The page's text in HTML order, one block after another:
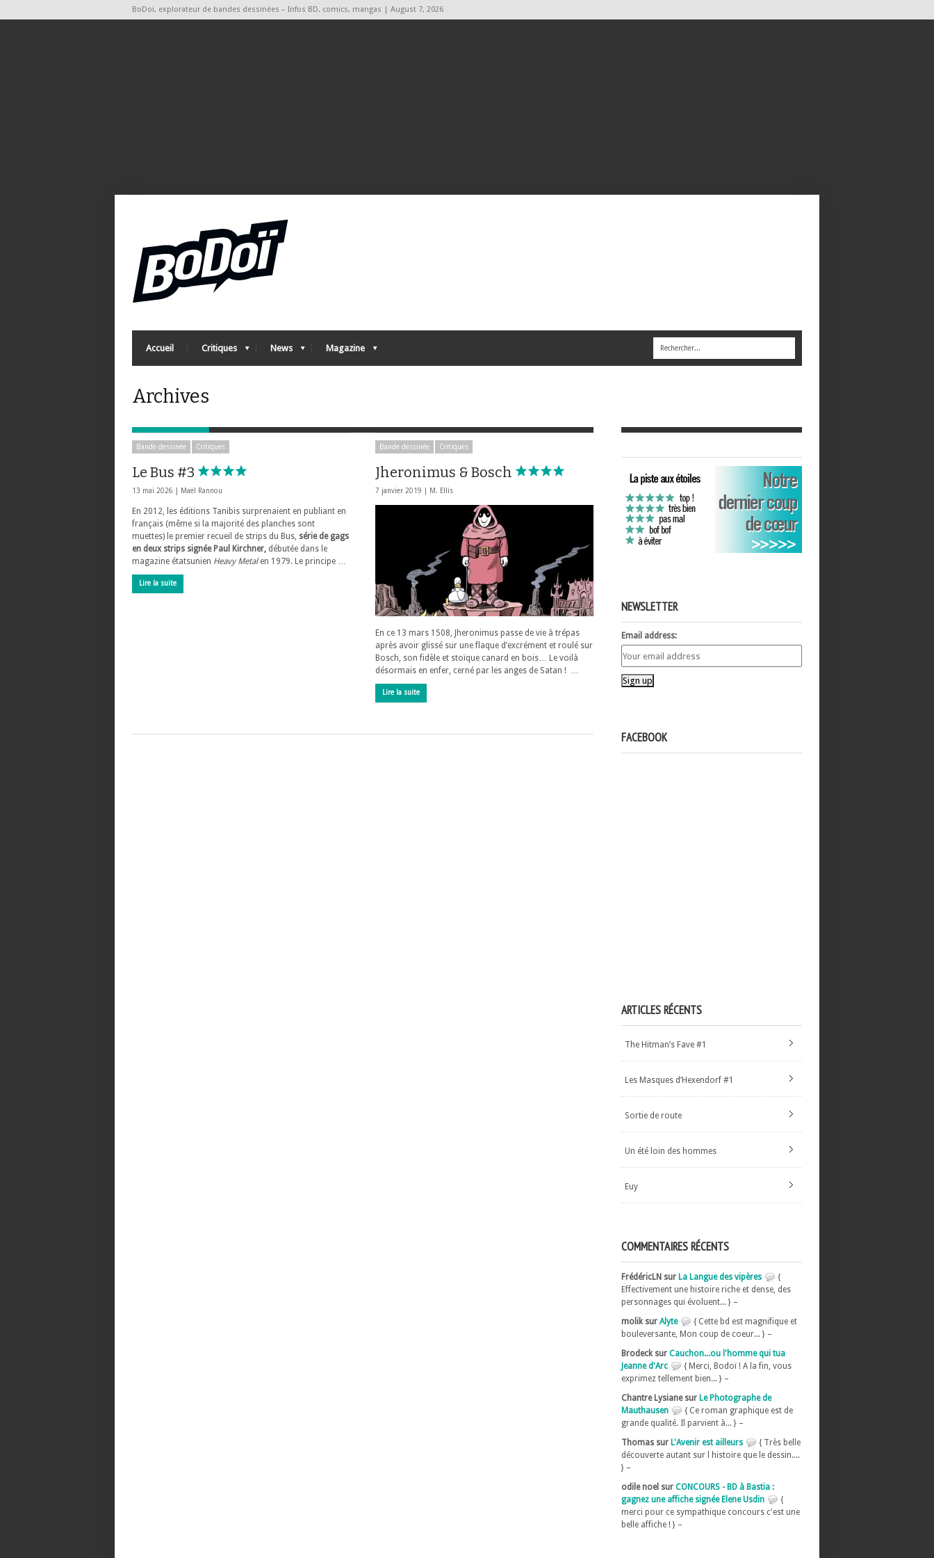
BoDoï, explorateur de bandes dessinées – Infos BD, comics, mangas | August 7, 2026
Accueil Critiques News Magazine
Archives
Bande dessinée Critiques
Le Bus #3
13 mai 2026 | Maël Rannou
En 2012, les éditions Tanibis surprenaient en publiant en
français (même si la majorité des planches sont
muettes) le premier recueil de strips du Bus, série de gags
en deux strips signée Paul Kirchner, débutée dans le
magazine étatsunien Heavy Metalen 1979. Le principe …
Lire la suite
Bande dessinée Critiques
Jheronimus & Bosch
7 janvier 2019 | M. Ellis
En ce 13 mars 1508, Jheronimus passe de vie à trépas
après avoir glissé sur une flaque d’excrément et roulé sur
Bosch, son fidèle et stoïque canard en bois… Le voilà
désormais en enfer, cerné par les anges de Satan ! …
Lire la suite
NEWSLETTER
Email address:
FACEBOOK
ARTICLES RÉCENTS
The Hitman’s Fave #1
Les Masques d’Hexendorf #1
Sortie de route
Un été loin des hommes
Euy
COMMENTAIRES RÉCENTS
FrédéricLN sur La Langue des vipères
{
Effectivement une histoire riche et dense, des
personnages qui évoluent... } –
molik sur Alyte
{ Cette bd est magnifique et
bouleversante, Mon coup de coeur... } –
Brodeck sur Cauchon...ou l'homme qui tua
Jeanne d'Arc
{ Merci, Bodoï ! A la fin, vous
exprimez tellement bien... } –
Chantre Lysiane sur Le Photographe de
Mauthausen
{ Ce roman graphique est de
grande qualité. Il parvient à... } –
Thomas sur L'Avenir est ailleurs
{ Très belle
découverte autant sur l histoire que le dessin....
} –
odile noel sur CONCOURS - BD à Bastia :
gagnez une affiche signée Elene Usdin
{
merci pour ce sympathique concours c'est une
belle affiche ! } –